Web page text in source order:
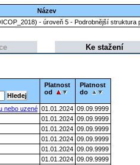
Název
- úroveň 5 - Podrobnější struktura
Ke stažení
Platnost
od
Platnost
do
nebo uzené 01.01.2024 09.09.9999
01.01.2024 09.09.9999
01.01.2024 09.09.9999
01.01.2024 09.09.9999
01.01.2024 09.09.9999
01.01.2024 09.09.9999